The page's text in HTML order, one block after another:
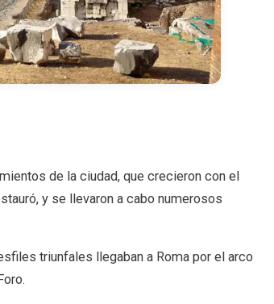
de la ciudad, que crecieron con el
y se llevaron a cabo numerosos
triunfales llegaban a Roma por el arco